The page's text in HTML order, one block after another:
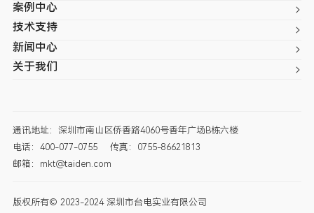
案例中心
技术支持
新闻中心
关于我们
通讯地址：深圳市南山区侨香路4060号香年广场B栋六楼
电话：400-077-0755
传真：0755-86621813
邮箱：mkt@taiden.com
版权所有© 2023-2024 深圳市台电实业有限公司